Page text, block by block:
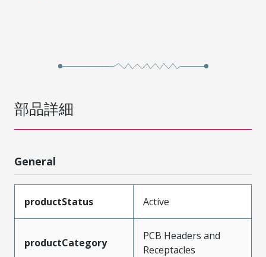
部品詳細
General
productStatus Active
productCategory
PCB Headers and
Receptacles